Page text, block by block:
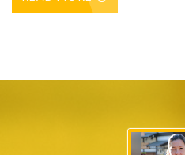
READ MORE